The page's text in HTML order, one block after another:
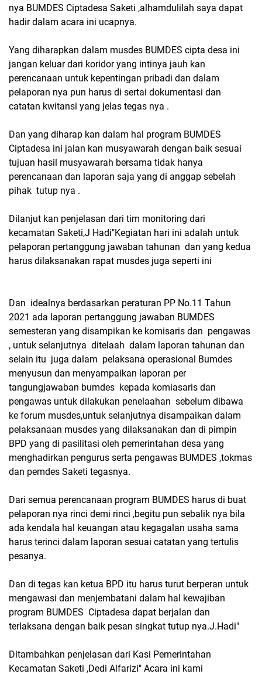
nya BUMDES Ciptadesa Saketi ,alhamdulilah saya dapat
hadir dalam acara ini ucapnya.
Yang diharapkan dalam musdes BUMDES cipta desa ini
jangan keluar dari koridor yang intinya jauh kan
perencanaan untuk kepentingan pribadi dan dalam
pelaporan nya pun harus di sertai dokumentasi dan
catatan kwitansi yang jelas tegas nya .
Dan yang diharap kan dalam hal program BUMDES
Ciptadesa ini jalan kan musyawarah dengan baik sesuai
tujuan hasil musyawarah bersama tidak hanya
perencanaan dan laporan saja yang di anggap sebelah
pihak tutup nya .
Dilanjut kan penjelasan dari tim monitoring dari
kecamatan Saketi,J Hadi"Kegiatan hari ini adalah untuk
pelaporan pertanggung jawaban tahunan dan yang kedua
harus dilaksanakan rapat musdes juga seperti ini
Dan idealnya berdasarkan peraturan PP No.11 Tahun
2021 ada laporan pertanggung jawaban BUMDES
semesteran yang disampikan ke komisaris dan pengawas
, untuk selanjutnya ditelaah dalam laporan tahunan dan
selain itu juga dalam pelaksana operasional Bumdes
menyusun dan menyampaikan laporan per
tangungjawaban bumdes kepada komiasaris dan
pengawas untuk dilakukan penelaahan sebelum dibawa
ke forum musdes,untuk selanjutnya disampaikan dalam
pelaksanaan musdes yang dilaksanakan dan di pimpin
BPD yang di pasilitasi oleh pemerintahan desa yang
menghadirkan pengurus serta pengawas BUMDES ,tokmas
dan pemdes Saketi tegasnya.
Dari semua perencanaan program BUMDES harus di buat
pelaporan nya rinci demi rinci ,begitu pun sebalik nya bila
ada kendala hal keuangan atau kegagalan usaha sama
harus terinci dalam laporan sesuai catatan yang tertulis
pesanya.
Dan di tegas kan ketua BPD itu harus turut berperan untuk
mengawasi dan menjembatani dalam hal kewajiban
program BUMDES Ciptadesa dapat berjalan dan
terlaksana dengan baik pesan singkat tutup nya.J.Hadi"
Ditambahkan penjelasan dari Kasi Pemerintahan
Kecamatan Saketi ,Dedi Alfarizi" Acara ini kami